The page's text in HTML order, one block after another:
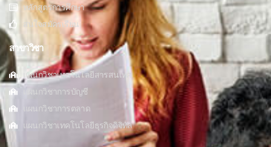
หลักสูตรการศึกษา
สนใจสมัครเรียน
สาขาวิชา
แผนกวิชาเทคโนโลยีสารสนเทศ
แผนกวิชาการบัญชี
แผนกวิชาการตลาด
แผนกวิชาเทคโนโลยีธุรกิจดิจิทัล